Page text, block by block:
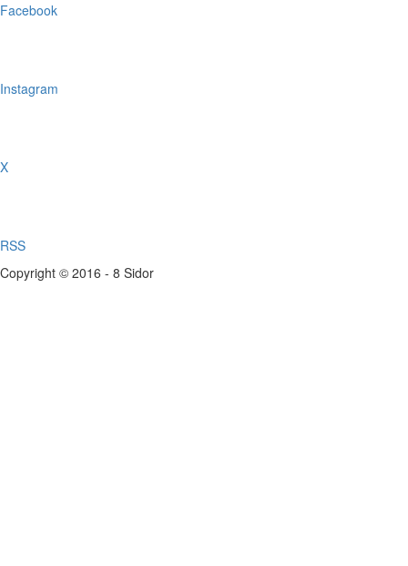
Facebook
Instagram
X
RSS
Copyright © 2016 - 8 Sidor